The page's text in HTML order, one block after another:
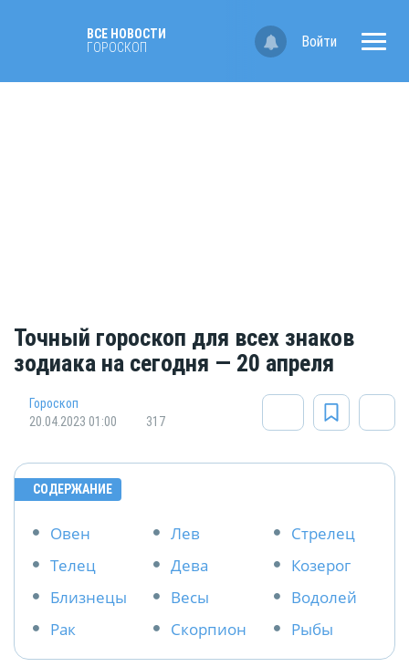
ВСЕ НОВОСТИ
ГОРОСКОП
Войти
Точный гороскоп для всех знаков
зодиака на сегодня — 20 апреля
Гороскоп
20.04.2023 01:00
317
СОДЕРЖАНИЕ
Овен
Телец
Близнецы
Рак
Лев
Дева
Весы
Скорпион
Стрелец
Козерог
Водолей
Рыбы